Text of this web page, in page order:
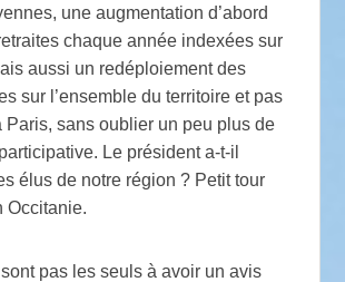
une augmentation d’abord
chaque année indexées sur
aussi un redéploiement des
sur l’ensemble du territoire et pas
Paris, sans oublier un peu plus de
Le président a-t-il
élus de notre région ? Petit tour
Occitanie.
pas les seuls à avoir un avis